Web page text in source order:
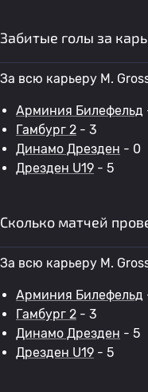
Забитые голы за
За всю карьеру M.
Арминия Билефельд
Гамбург 2 - 3
Динамо Дрезден - 0
Дрезден U19 - 5
Сколько матчей
За всю карьеру M.
Арминия Билефельд
Гамбург 2 - 3
Динамо Дрезден - 5
Дрезден U19 - 5